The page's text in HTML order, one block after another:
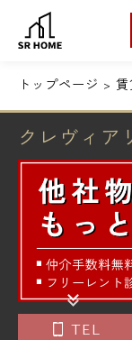
トップページ
クレヴィア
TEL